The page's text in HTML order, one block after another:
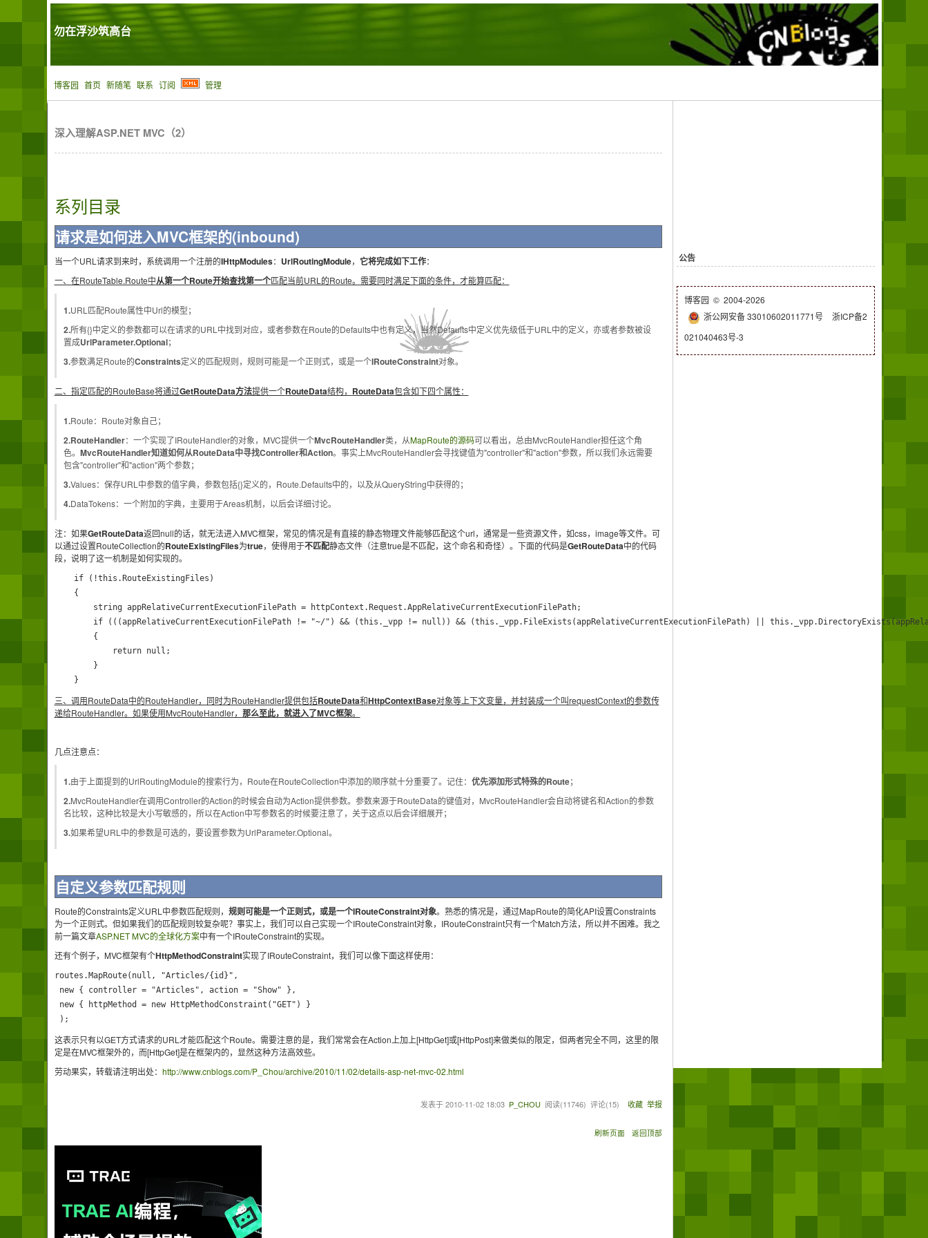
勿在浮沙筑高台
博客园 首页 新随笔 联系 订阅 管理
深入理解ASP.NET MVC（2）
系列目录
请求是如何进入MVC框架的(inbound)
当一个URL请求到来时，系统调用一个注册的IHttpModules： UrlRoutingModule， 它将完成如下工作：
一、在RouteTable.Route中从第一个Route开始查找第一个匹配当前URL的Route。需要同时满足下面的条件，才能算匹配：
1.URL匹配Route属性中Url的模型；
2.所有{}中定义的参数都可以在请求的URL中找到对应，或者参数在Route的Defaults中也有定义，当然Defaults中定义优先级低于URL中的定义，亦或者参数被设
置成UrlParameter.Optional；
3.参数满足Route的Constraints定义的匹配规则，规则可能是一个正则式，或是一个IRouteConstraint对象。
二、指定匹配的RouteBase将通过GetRouteData方法提供一个RouteData结构， RouteData包含如下四个属性：
1.Route：Route对象自己；
2.RouteHandler：一个实现了IRouteHandler的对象，MVC提供一个MvcRouteHandler类，从MapRoute的源码可以看出，总由MvcRouteHandler担任这个角
色。 MvcRouteHandler知道如何从RouteData中寻找Controller和Action。事实上MvcRouteHandler会寻找键值为"controller"和"action"参数，所以我们永远需要
包含"controller"和"action"两个参数；
3.Values：保存URL中参数的值字典，参数包括{}定义的，Route.Defaults中的，以及从QueryString中获得的；
4.DataTokens：一个附加的字典，主要用于Areas机制，以后会详细讨论。
注：如果GetRouteData返回null的话，就无法进入MVC框架，常见的情况是有直接的静态物理文件能够匹配这个url，通常是一些资源文件，如css，image等文件。可
以通过设置RouteCollection的RouteExistingFiles为true，使得用于不匹配静态文件（注意true是不匹配，这个命名和奇怪）。下面的代码是GetRouteData中的代码
段，说明了这一机制是如何实现的。
    if (!this.RouteExistingFiles)
    {
        string appRelativeCurrentExecutionFilePath = httpContext.Request.AppRelativeCurrentExecutionFilePath;
if (((appRelativeCurrentExecutionFilePath != "~/") && (this._vpp != null)) && (this._vpp.FileExists(appRelativeCurrentExecutionFilePath) ||
        {
            return null;
        }
    }
三、调用RouteData中的RouteHandler，同时为RouteHandler提供包括RouteData和HttpContextBase对象等上下文变量，并封装成一个叫requestContext的参数传
递给RouteHandler。如果使用MvcRouteHandler， 那么至此，就进入了MVC框架。
几点注意点：
1.由于上面提到的UrlRoutingModule的搜索行为，Route在RouteCollection中添加的顺序就十分重要了。记住： 优先添加形式特殊的Route；
2.MvcRouteHandler在调用Controller的Action的时候会自动为Action提供参数。参数来源于RouteData的键值对，MvcRouteHandler会自动将键名和Action的参数
名比较，这种比较是大小写敏感的，所以在Action中写参数名的时候要注意了，关于这点以后会详细展开；
3.如果希望URL中的参数是可选的，要设置参数为UrlParameter.Optional。
自定义参数匹配规则
Route的Constraints定义URL中参数匹配规则， 规则可能是一个正则式，或是一个IRouteConstraint对象。熟悉的情况是，通过MapRoute的简化API设置Constraints
为一个正则式。但如果我们的匹配规则较复杂呢？事实上，我们可以自己实现一个IRouteConstraint对象，IRouteConstraint只有一个Match方法，所以并不困难。我之
前一篇文章ASP.NET MVC的全球化方案中有一个IRouteConstraint的实现。
还有个例子，MVC框架有个HttpMethodConstraint实现了IRouteConstraint，我们可以像下面这样使用：
routes.MapRoute(null, "Articles/{id}",
new { controller = "Articles", action = "Show" },
new { httpMethod = new HttpMethodConstraint("GET") }
);
这表示只有以GET方式请求的URL才能匹配这个Route。需要注意的是，我们常常会在Action上加上[HttpGet]或[HttpPost]来做类似的限定，但两者完全不同，这里的限
定是在MVC框架外的，而[HttpGet]是在框架内的，显然这种方法高效些。
劳动果实，转载请注明出处： http://www.cnblogs.com/P_Chou/archive/2010/11/02/details-asp-net-mvc-02.html
发表于2010-11-02 18:03 P_CHOU 阅读(11746) 评论(15) 收藏 举报
刷新页面 返回顶部
公告
博客园 © 2004-2026
浙公网安备 33010602011771号
浙ICP备2
021040463号-3